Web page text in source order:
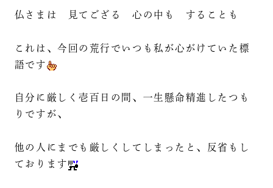
仏さまは 見てござる 心の中も することも
これは、今回の荒行でいつも私が心がけていた標
語です
自分に厳しく壱百日の間、一生懸命精進したつも
りですが、
他の人にまでも厳しくしてしまったと、反省もし
ております